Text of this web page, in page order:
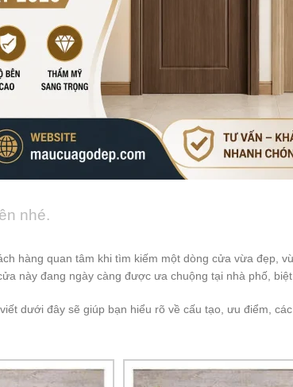
nhé.
hàng quan tâm khi tìm kiếm một dòng cửa vừa đẹp,
này đang ngày càng được ưa chuộng tại nhà phố,
dưới đây sẽ giúp bạn hiểu rõ về cấu tạo, ưu điểm,